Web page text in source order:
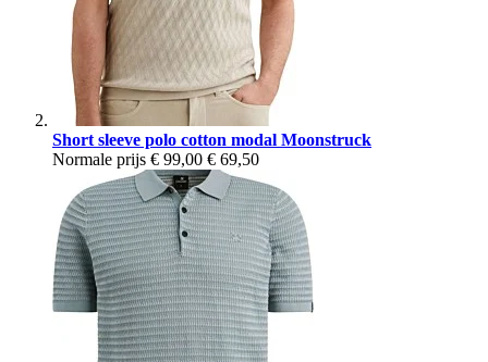
Short sleeve polo cotton modal Moonstruck
Normale prijs € 99,00 € 69,50